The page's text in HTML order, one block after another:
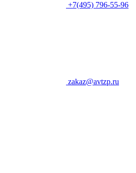
+7(495) 796-55-96
zakaz@avtzp.ru